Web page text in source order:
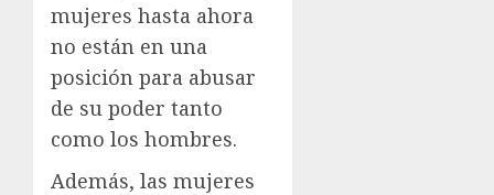
mujeres hasta ahora
no están en una
posición para abusar
de su poder tanto
como los hombres.
Además, las mujeres